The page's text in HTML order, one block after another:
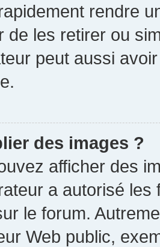
rendre
de les retirer ou
peut aussi
des images ?
afficher des
a autorisé
le forum.
Web public,